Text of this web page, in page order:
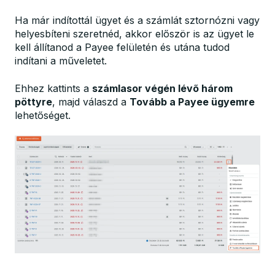
Ha már indítottál ügyet és a számlát sztornózni vagy
helyesbíteni szeretnéd, akkor először is az ügyet le
kell állítanod a Payee felületén és utána tudod
indítani a műveletet.
Ehhez kattints a számlasor végén lévő három
pöttyre, majd válaszd a Tovább a Payee ügyemre
lehetőséget.